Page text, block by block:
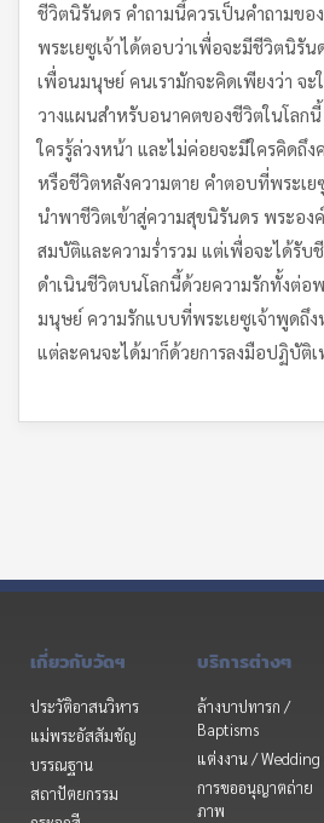
ชีวิตนิรันดร คำถามนี้ควรเป็นคำถามขอ
พระเยซูเจ้าได้ตอบว่าเพื่อจะมีชีวิตนิรัน
เพื่อนมนุษย์ คนเรามักจะคิดเพียงว่า จะ
วางแผนสำหรับอนาคตของชีวิตในโลก
ใครรู้ล่วงหน้า และไม่ค่อยจะมีใครคิดถึ
หรือชีวิตหลังความตาย คำตอบที่พระเย
นำพาชีวิตเข้าสู่ความสุขนิรันดร พระอ
สมบัติและความร่ำรวม แต่เพื่อจะได้รับ
ดำเนินชีวิตบนโลกนี้ด้วยความรักทั้งต่อ
มนุษย์ ความรักแบบที่พระเยซูเจ้าพูดถึง
แต่ละคนจะได้มาก็ด้วยการลงมือปฏิบัติ
เกี่ยวกับวัดฯ
ประวัติอาสนวิหาร
แม่พระอัสสัมชัญ
บรรณฐาน
สถาปัตยกรรม
บริการต่างๆ
ล้างบาปทารก /
Baptisms
แต่งงาน / Wedding
การขออนุญาตถ่าย
ภาพ